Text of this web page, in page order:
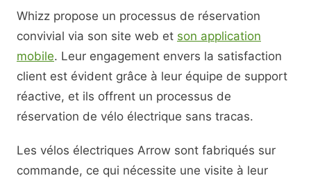
Whizz propose un processus de réservation
convivial via son site web et son application
mobile. Leur engagement envers la satisfaction
client est évident grâce à leur équipe de support
réactive, et ils offrent un processus de
réservation de vélo électrique sans tracas.
Les vélos électriques Arrow sont fabriqués sur
commande, ce qui nécessite une visite à leur